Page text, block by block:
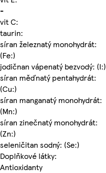
-
vit C:
taurin:
síran železnatý monohydrát:
(Fe:)
jodičnan vápenatý bezvodý: (I:)
síran měďnatý pentahydrát:
(Cu:)
síran manganatý monohydrát:
(Mn:)
síran zinečnatý monohydrát:
(Zn:)
seleničitan sodný: (Se:)
Doplňkové látky:
Antioxidanty